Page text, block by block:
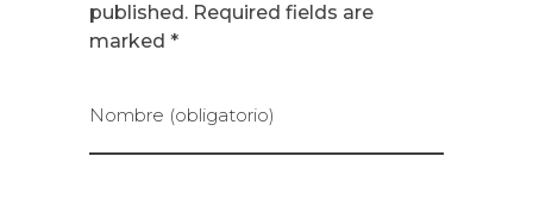
published. Required fields are
marked *
Nombre (obligatorio)